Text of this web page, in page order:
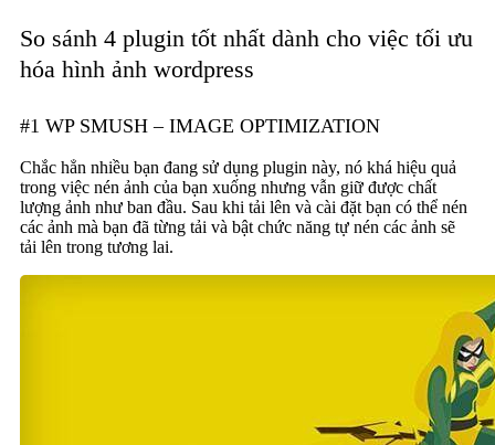
So sánh 4 plugin tốt nhất dành cho việc tối ưu
hóa hình ảnh wordpress
#1 WP SMUSH – IMAGE OPTIMIZATION
Chắc hẳn nhiều bạn đang sử dụng plugin này, nó khá hiệu quả
trong việc nén ảnh của bạn xuống nhưng vẫn giữ được chất
lượng ảnh như ban đầu. Sau khi tải lên và cài đặt bạn có thể nén
các ảnh mà bạn đã từng tải và bật chức năng tự nén các ảnh sẽ
tải lên trong tương lai.